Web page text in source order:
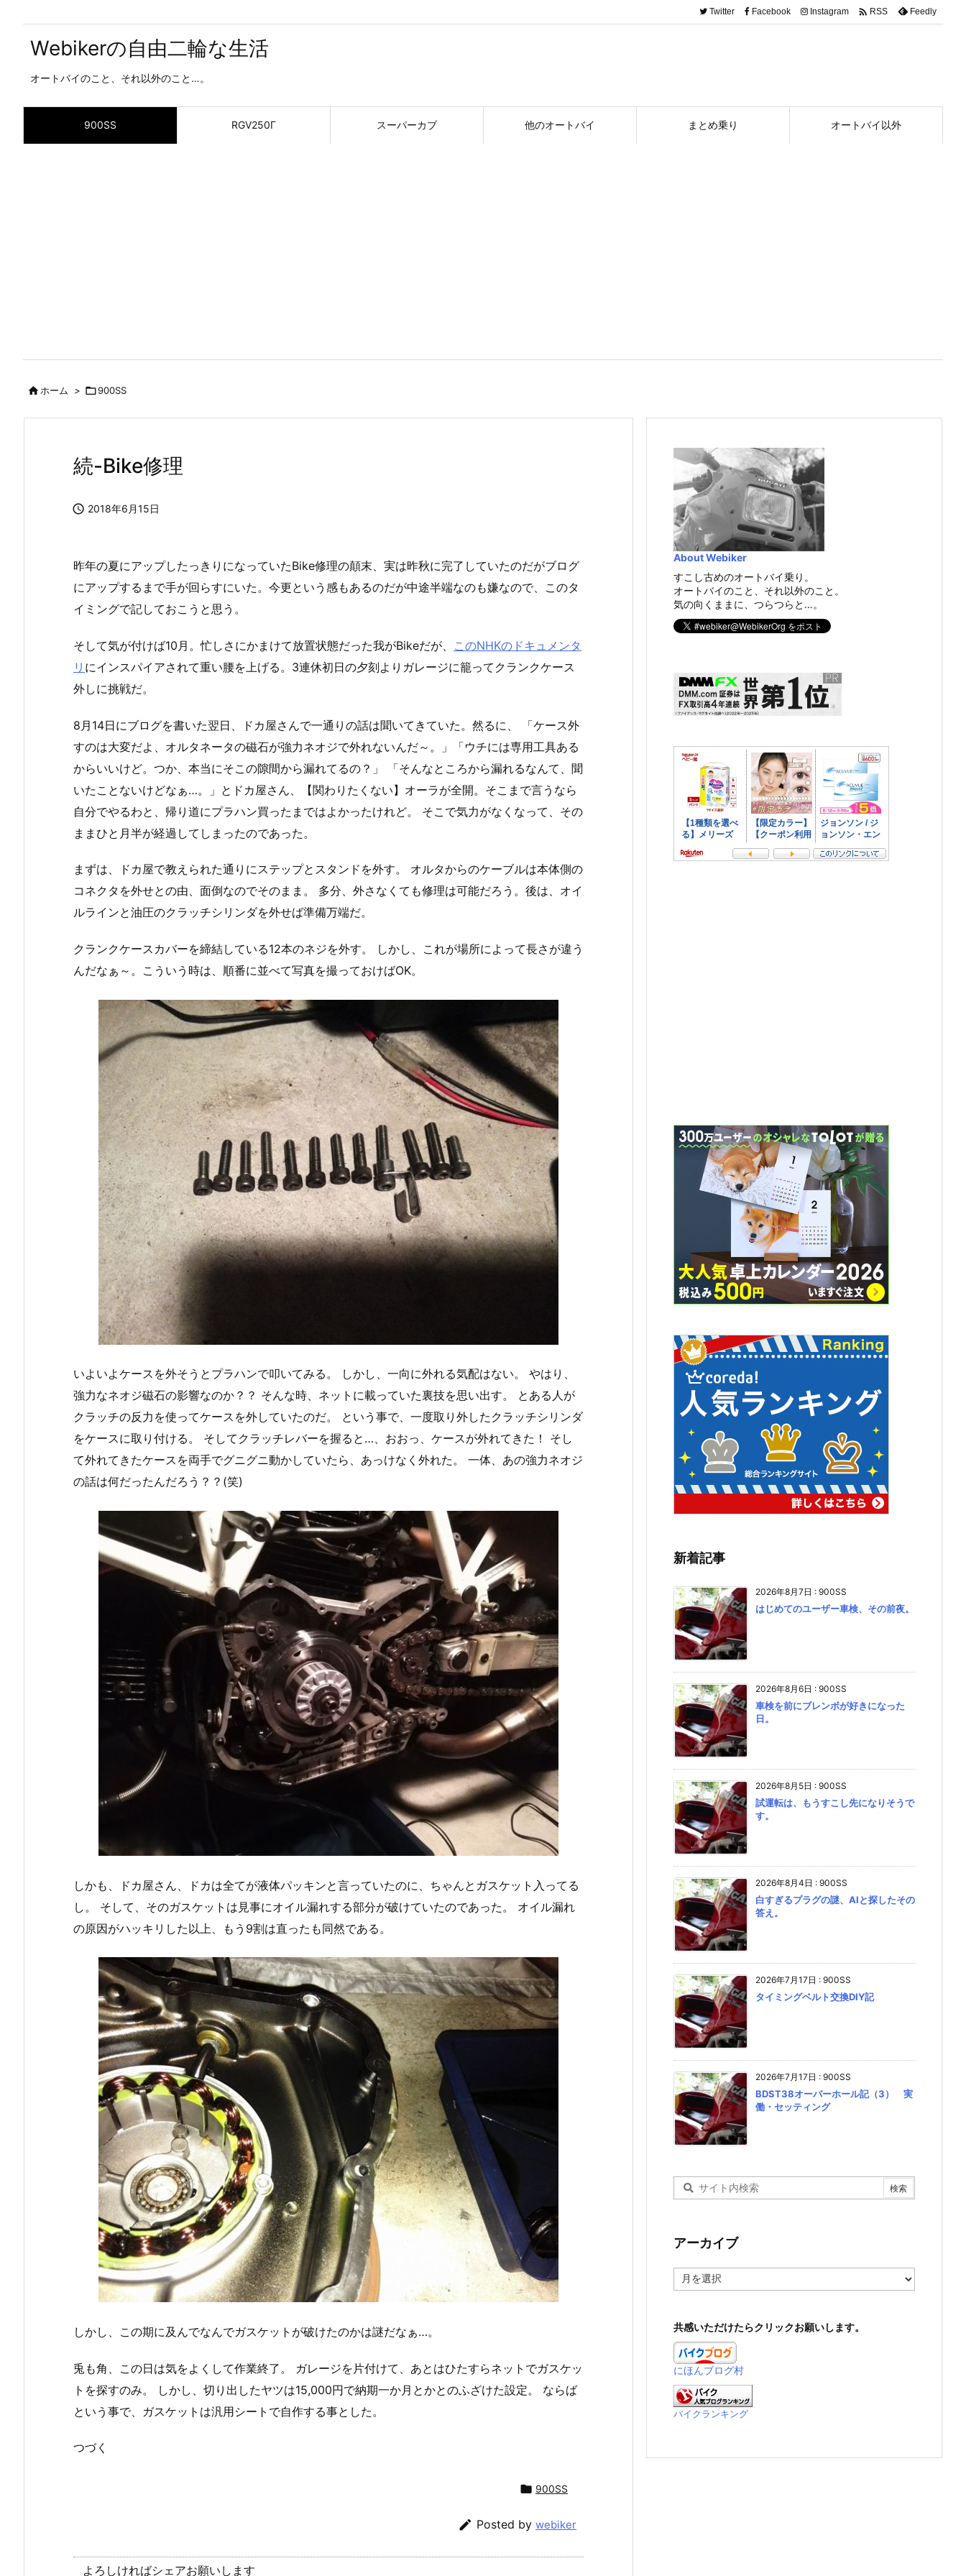
Webikerの自由二輪な生活
オートバイのこと、それ以外のこと…。
900SS RGV250Γ スーパーカブ 他のオートバイ まとめ乗り オートバイ以外
Twitter Facebook Instagram  RSS Feedly
ホーム > 900SS
続-Bike修理
 2018年6月15日
昨年の夏にアップしたっきりになっていたBike修理の顛末、実は昨秋に完了していたのだがブログ
にアップするまで手が回らすにいた。今更という感もあるのだが中途半端なのも嫌なので、このタ
イミングで記しておこうと思う。
そして気が付けば10月。忙しさにかまけて放置状態だった我がBikeだが、 このNHKのドキュメンタ
リ にインスパイアされて重い腰を上げる。3連休初日の夕刻よりガレージに籠ってクランクケース
外しに挑戦だ。
8月14日にブログを書いた翌日、ドカ屋さんで一通りの話は聞いてきていた。然るに、 「ケース外
すのは大変だよ、オルタネータの磁石が強力ネオジで外れないんだ～。」「ウチには専用工具ある
からいいけど。つか、本当にそこの隙間から漏れてるの？」 「そんなところから漏れるなんて、聞
いたことないけどなぁ…。」とドカ屋さん、【関わりたくない】オーラが全開。そこまで言うなら
自分でやるわと、帰り道にプラハン買ったまではよかったけれど。 そこで気力がなくなって、その
ままひと月半が経過してしまったのであった。
まずは、ドカ屋で教えられた通りにステップとスタンドを外す。 オルタからのケーブルは本体側の
コネクタを外せとの由、面倒なのでそのまま。 多分、外さなくても修理は可能だろう。後は、オイ
ルラインと油圧のクラッチシリンダを外せば準備万端だ。
クランクケースカバーを締結している12本のネジを外す。 しかし、これが場所によって長さが違う
んだなぁ～。こういう時は、順番に並べて写真を撮っておけばOK。
いよいよケースを外そうとプラハンで叩いてみる。 しかし、一向に外れる気配はない。 やはり、
強力なネオジ磁石の影響なのか？？ そんな時、ネットに載っていた裏技を思い出す。 とある人が
クラッチの反力を使ってケースを外していたのだ。 という事で、一度取り外したクラッチシリンダ
をケースに取り付ける。 そしてクラッチレバーを握ると…、おおっ、ケースが外れてきた！ そし
て外れてきたケースを両手でグニグニ動かしていたら、あっけなく外れた。 一体、あの強力ネオジ
の話は何だったんだろう？？(笑)
しかも、ドカ屋さん、ドカは全てが液体パッキンと言っていたのに、ちゃんとガスケット入ってる
し。 そして、そのガスケットは見事にオイル漏れする部分が破けていたのであった。 オイル漏れ
の原因がハッキリした以上、もう9割は直ったも同然である。
しかし、この期に及んでなんでガスケットが破けたのかは謎だなぁ…。
兎も角、この日は気をよくして作業終了。 ガレージを片付けて、あとはひたすらネットでガスケッ
トを探すのみ。 しかし、切り出したヤツは15,000円で納期一か月とかとのふざけた設定。 ならば
という事で、ガスケットは汎用シートで自作する事とした。
つづく
 900SS
 Posted by webiker
よろしければシェアお願いします
About Webiker
すこし古めのオートバイ乗り。
オートバイのこと、それ以外のこと。
気の向くままに、つらつらと…。
新着記事
2026年8月7日 : 900SS
はじめてのユーザー車検、その前夜。
2026年8月6日 : 900SS
車検を前にブレンボが好きになった
日。
2026年8月5日 : 900SS
試運転は、もうすこし先になりそうで
す。
2026年8月4日 : 900SS
白すぎるプラグの謎、AIと探したその
答え。
2026年7月17日 : 900SS
タイミングベルト交換DIY記
2026年7月17日 : 900SS
BDST38オーバーホール記（3） 実
働・セッティング
アーカイブ
ー
ブ
共感いただけたらクリックお願いします。
にほんブログ村
バイクランキング